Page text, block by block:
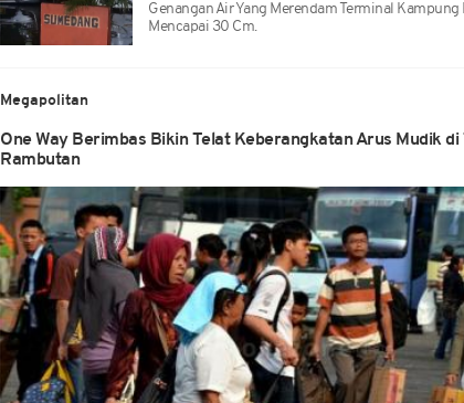
Genangan Air Yang Merendam Terminal
Mencapai 30 Cm.
Megapolitan
One Way Berimbas Bikin Telat Keberangkatan Arus Mudik
Rambutan